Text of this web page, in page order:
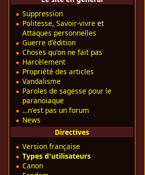
Suppression
Politesse, Savoir-vivre et
Attaques personnelles
Guerre d'édition
Choses qu'on ne fait pas
Harcèlement
Propriété des articles
Vandalisme
Paroles de sagesse pour le
paranoïaque
…n'est pas un forum
News
Directives
Version française
Types d'utilisateurs
Canon